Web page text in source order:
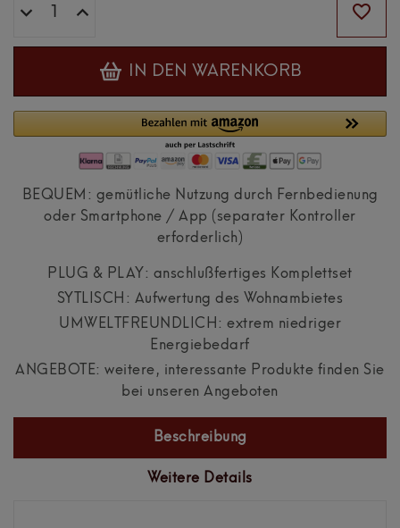
IN DEN WARENKORB
BEQUEM: gemütliche Nutzung durch Fernbedienung
oder Smartphone / App (separater Kontroller
erforderlich)
PLUG & PLAY: anschlußfertiges Komplettset
SYTLISCH: Aufwertung des Wohnambietes
UMWELTFREUNDLICH: extrem niedriger
Energiebedarf
ANGEBOTE: weitere, interessante Produkte finden Sie
bei unseren Angeboten
Beschreibung
Weitere Details